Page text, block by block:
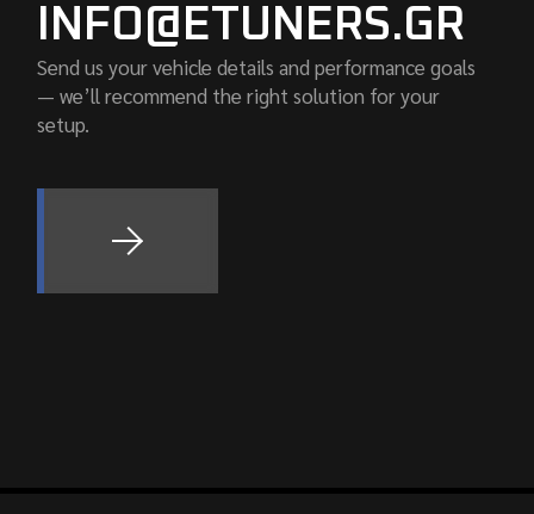
INFO@ETUNERS.GR
Send us your vehicle details and performance goals
— we’ll recommend the right solution for your
setup.